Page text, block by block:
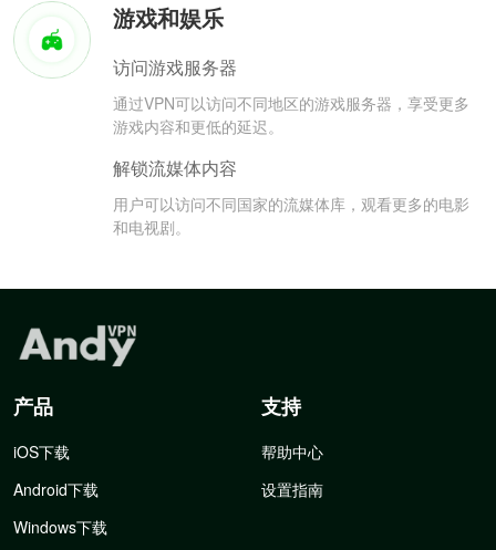
游戏和娱乐
访问游戏服务器
通过VPN可以访问不同地区的游戏服务器，享受更多
游戏内容和更低的延迟。
解锁流媒体内容
用户可以访问不同国家的流媒体库，观看更多的电影
和电视剧。
产品
iOS下载
Android下载
Windows下载
支持
帮助中心
设置指南